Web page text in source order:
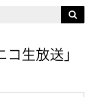
生放送」